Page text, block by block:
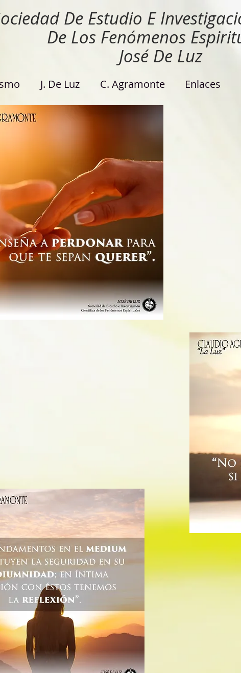
De Estudio E
De Los Fenómenos
José De Luz
J. De Luz C. Agramonte Enlaces